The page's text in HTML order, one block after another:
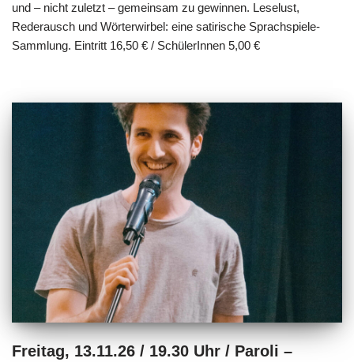
und – nicht zuletzt – gemeinsam zu gewinnen. Leselust,
Rederausch und Wörterwirbel: eine satirische Sprachspiele-
Sammlung. Eintritt 16,50 € / SchülerInnen 5,00 €
Freitag, 13.11.26 / 19.30 Uhr / Paroli –